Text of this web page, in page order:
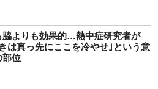
脇よりも効果的…熱中症研究者が
は真っ先にここを冷やせ｣という意
部位